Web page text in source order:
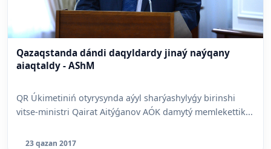
Qazaqstanda dándi daqyldardy jinaý naýqany
aiaqtaldy - AShM
QR Úkimetiniń otyrysynda aýyl sharýashylyǵy birinshi
vitse-ministri Qairat Aitýǵanov AÓK damytý memlekettik...
23 qazan 2017